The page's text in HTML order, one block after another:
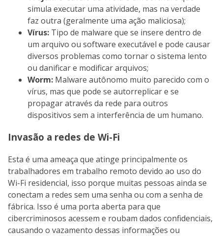
simula executar uma atividade, mas na verdade
faz outra (geralmente uma ação maliciosa);
Vírus: Tipo de malware que se insere dentro de
um arquivo ou software executável e pode causar
diversos problemas como tornar o sistema lento
ou danificar e modificar arquivos;
Worm: Malware autônomo muito parecido com o
vírus, mas que pode se autorreplicar e se
propagar através da rede para outros
dispositivos sem a interferência de um humano.
Invasão a redes de Wi-Fi
Esta é uma ameaça que atinge principalmente os
trabalhadores em trabalho remoto devido ao uso do
Wi-Fi residencial, isso porque muitas pessoas ainda se
conectam a redes sem uma senha ou com a senha de
fábrica. Isso é uma porta aberta para que
cibercriminosos acessem e roubam dados confidenciais,
causando o vazamento dessas informações ou